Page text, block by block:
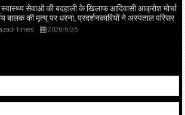
सेवाओं की बदहाली के खिलाफ आदिवासी आक्रोश मोर्चा
बालक की मृत्यु पर धरना, प्रदर्शनकारियों ने अस्पताल परिसर
जताया; जिला शल्य चिकित्सक से हुई बैठक, 15 दिनों में जांच-
times 2026/6/26